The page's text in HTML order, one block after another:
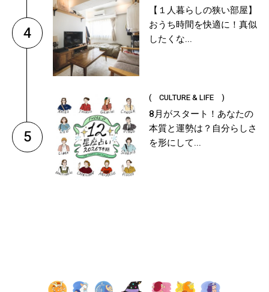
4
【１人暮らしの狭い部屋】
おうち時間を快適に！真似
したくな...
5
( CULTURE & LIFE )
8月がスタート！あなたの
本質と運勢は？自分らしさ
を形にして...